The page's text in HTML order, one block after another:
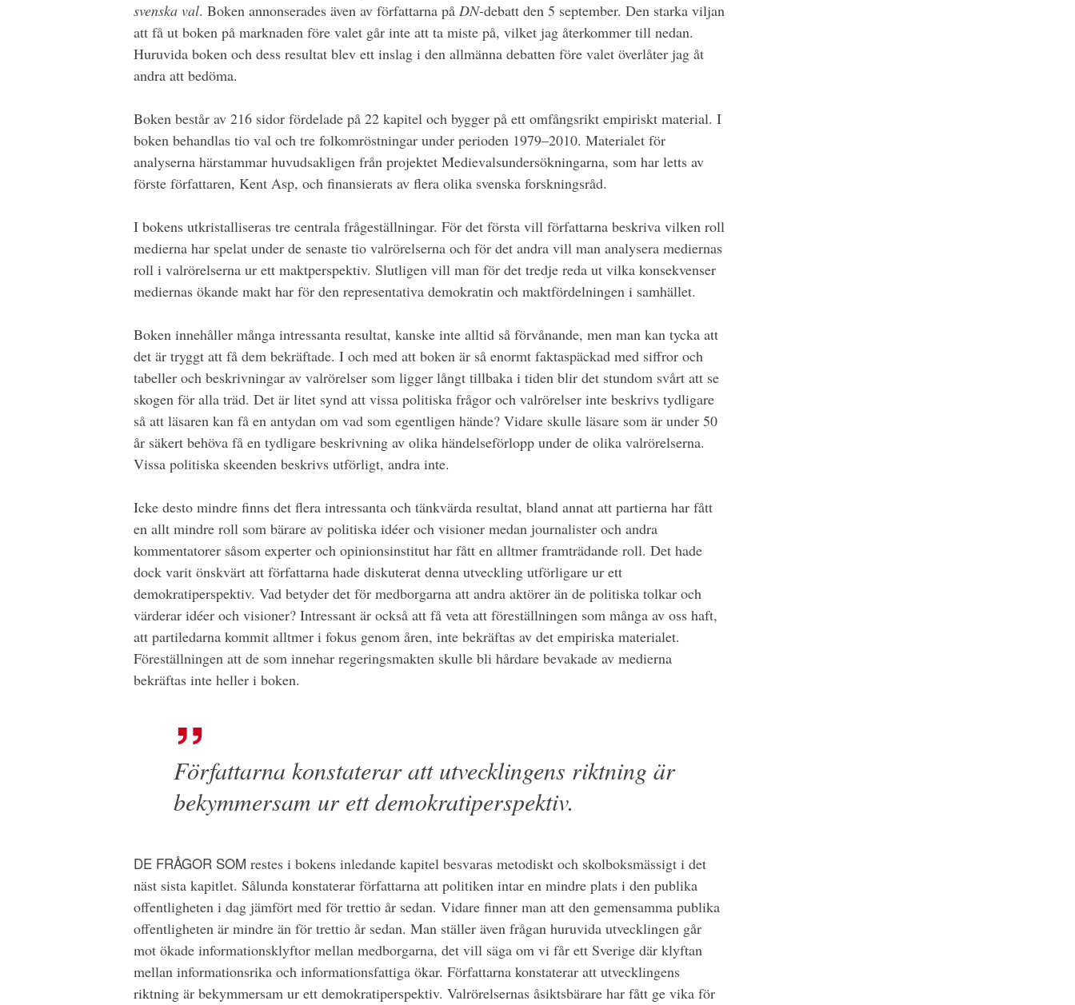
svenska val. Boken annonserades även av författarna på DN-debatt den 5 september. Den starka viljan
att få ut boken på marknaden före valet går inte att ta miste på, vilket jag återkommer till nedan.
Huruvida boken och dess resultat blev ett inslag i den allmänna debatten före valet överlåter jag åt
andra att bedöma.
Boken består av 216 sidor fördelade på 22 kapitel och bygger på ett omfångsrikt empiriskt material. I
boken behandlas tio val och tre folkomröstningar under perioden 1979–2010. Materialet för
analyserna härstammar huvudsakligen från projektet Medievalsundersökningarna, som har letts av
förste författaren, Kent Asp, och finansierats av flera olika svenska forskningsråd.
I bokens utkristalliseras tre centrala frågeställningar. För det första vill författarna beskriva vilken roll
medierna har spelat under de senaste tio valrörelserna och för det andra vill man analysera mediernas
roll i valrörelserna ur ett maktperspektiv. Slutligen vill man för det tredje reda ut vilka konsekvenser
mediernas ökande makt har för den representativa demokratin och maktfördelningen i samhället.
Boken innehåller många intressanta resultat, kanske inte alltid så förvånande, men man kan tycka att
det är tryggt att få dem bekräftade. I och med att boken är så enormt faktaspäckad med siffror och
tabeller och beskrivningar av valrörelser som ligger långt tillbaka i tiden blir det stundom svårt att se
skogen för alla träd. Det är litet synd att vissa politiska frågor och valrörelser inte beskrivs tydligare
så att läsaren kan få en antydan om vad som egentligen hände? Vidare skulle läsare som är under 50
år säkert behöva få en tydligare beskrivning av olika händelseförlopp under de olika valrörelserna.
Vissa politiska skeenden beskrivs utförligt, andra inte.
Icke desto mindre finns det flera intressanta och tänkvärda resultat, bland annat att partierna har fått
en allt mindre roll som bärare av politiska idéer och visioner medan journalister och andra
kommentatorer såsom experter och opinionsinstitut har fått en alltmer framträdande roll. Det hade
dock varit önskvärt att författarna hade diskuterat denna utveckling utförligare ur ett
demokratiperspektiv. Vad betyder det för medborgarna att andra aktörer än de politiska tolkar och
värderar idéer och visioner? Intressant är också att få veta att föreställningen som många av oss haft,
att partiledarna kommit alltmer i fokus genom åren, inte bekräftas av det empiriska materialet.
Föreställningen att de som innehar regeringsmakten skulle bli hårdare bevakade av medierna
bekräftas inte heller i boken.
Författarna konstaterar att utvecklingens riktning är
bekymmersam ur ett demokratiperspektiv.
DE FRÅGOR SOM restes i bokens inledande kapitel besvaras metodiskt och skolboksmässigt i det
näst sista kapitlet. Sålunda konstaterar författarna att politiken intar en mindre plats i den publika
offentligheten i dag jämfört med för trettio år sedan. Vidare finner man att den gemensamma publika
offentligheten är mindre än för trettio år sedan. Man ställer även frågan huruvida utvecklingen går
mot ökade informationsklyftor mellan medborgarna, det vill säga om vi får ett Sverige där klyftan
mellan informationsrika och informationsfattiga ökar. Författarna konstaterar att utvecklingens
riktning är bekymmersam ur ett demokratiperspektiv. Valrörelsernas åsiktsbärare har fått ge vika för